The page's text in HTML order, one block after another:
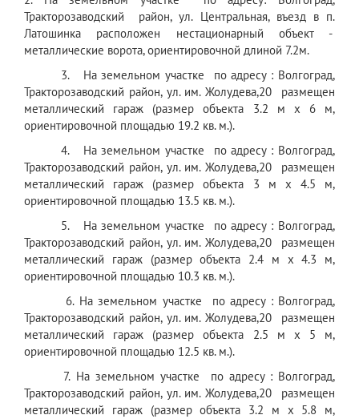
Тракторозаводский район, ул. Центральная, въезд в п.
Латошинка расположен нестационарный объект -
металлические ворота, ориентировочной длиной 7.2м.
3. На земельном участке по адресу : Волгоград,
Тракторозаводский район, ул. им. Жолудева,20 размещен
металлический гараж (размер объекта 3.2 м x 6 м,
ориентировочной площадью 19.2 кв. м.).
4. На земельном участке по адресу : Волгоград,
Тракторозаводский район, ул. им. Жолудева,20 размещен
металлический гараж (размер объекта 3 м x 4.5 м,
ориентировочной площадью 13.5 кв. м.).
5. На земельном участке по адресу : Волгоград,
Тракторозаводский район, ул. им. Жолудева,20 размещен
металлический гараж (размер объекта 2.4 м x 4.3 м,
ориентировочной площадью 10.3 кв. м.).
6. На земельном участке по адресу : Волгоград,
Тракторозаводский район, ул. им. Жолудева,20 размещен
металлический гараж (размер объекта 2.5 м x 5 м,
ориентировочной площадью 12.5 кв. м.).
7. На земельном участке по адресу : Волгоград,
Тракторозаводский район, ул. им. Жолудева,20 размещен
металлический гараж (размер объекта 3.2 м x 5.8 м,